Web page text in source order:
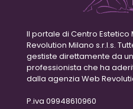
Il portale di Centro
Revolution Milano s.r.l.s.
gestiste direttamente da
professionista che ha
dalla agenzia Web
P.iva 09948610960